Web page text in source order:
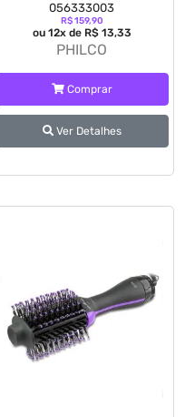
056333003
R$ 159,90
ou 12x de R$ 13,33
PHILCO
Comprar
Ver Detalhes